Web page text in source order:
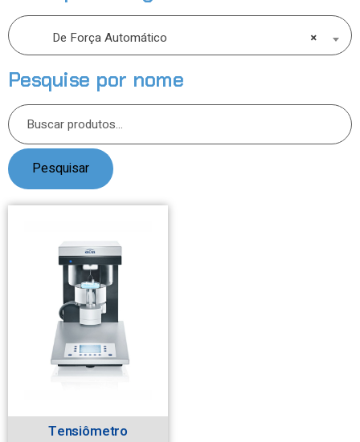
×
De Força Automático
Pesquise por nome
Pesquisar
Tensiômetro